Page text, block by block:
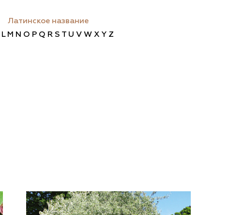
Латинское название
L M N O P Q R S T U V W X Y Z